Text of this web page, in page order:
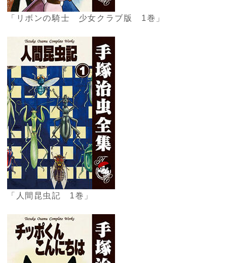
「リボンの騎士 少女クラブ版 1巻」
「人間昆虫記 1巻」